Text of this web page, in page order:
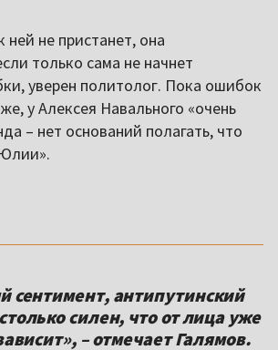
ней не пристанет, она
только сама не начнет
уверен политолог. Пока ошибок
у Алексея Навального «очень
– нет оснований полагать, что
сентимент, антипутинский
силен, что от лица уже
– отмечает Галямов.